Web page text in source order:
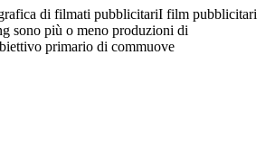
di filmati pubblicitariI film pubblicitari
sono più o meno produzioni di
primario di commuove